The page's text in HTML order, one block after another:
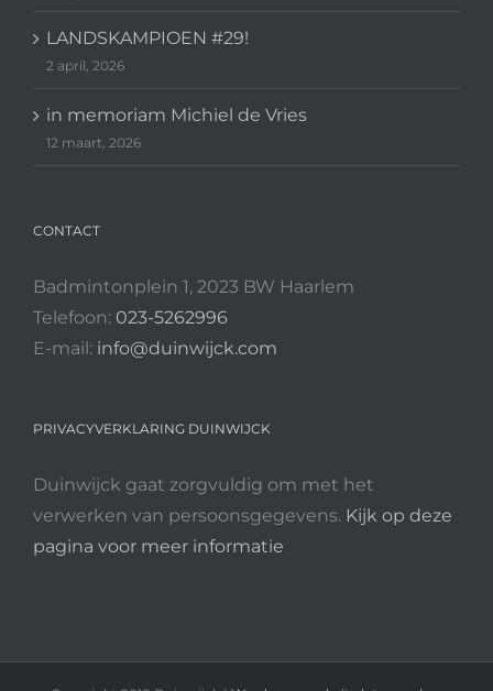
LANDSKAMPIOEN #29!
2 april, 2026
in memoriam Michiel de Vries
12 maart, 2026
CONTACT
Badmintonplein 1, 2023 BW Haarlem
Telefoon: 023-5262996
E-mail: info@duinwijck.com
PRIVACYVERKLARING DUINWIJCK
Duinwijck gaat zorgvuldig om met het
verwerken van persoonsgegevens. Kijk op deze
pagina voor meer informatie